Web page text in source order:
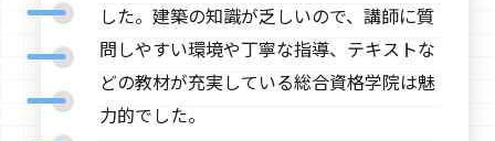
した。建築の知識が乏しいので、講師に質
問しやすい環境や丁寧な指導、テキストな
どの教材が充実している総合資格学院は魅
力的でした。